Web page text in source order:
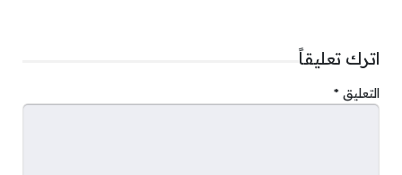
اترك تعليقاً
التعليق *